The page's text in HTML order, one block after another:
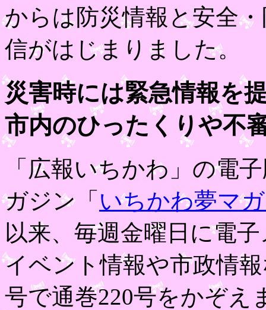
からは防災情報と安全
信がはじまりました。
災害時には緊急情報を
市内のひったくりや不
「広報いちかわ」の電
ガジン「 いちかわ夢マ
以来、毎週金曜日に電
イベント情報や市政情
号で通巻220号をかぞえ